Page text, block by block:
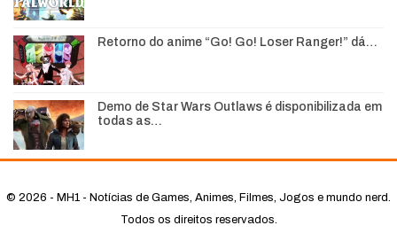
Retorno do anime “Go! Go! Loser Ranger!” dá…
Demo de Star Wars Outlaws é disponibilizada em
todas as…
© 2026 - MH1 - Notícias de Games, Animes, Filmes, Jogos e mundo nerd.
Todos os direitos reservados.